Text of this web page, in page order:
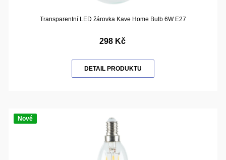
Transparentní LED žárovka Kave Home Bulb 6W E27
298 Kč
DETAIL PRODUKTU
Nové